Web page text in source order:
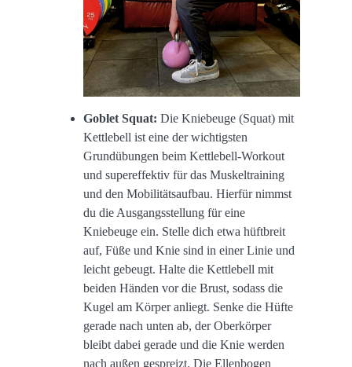
Goblet Squat: Die Kniebeuge (Squat) mit
Kettlebell ist eine der wichtigsten
Grundübungen beim Kettlebell-Workout
und supereffektiv für das Muskeltraining
und den Mobilitätsaufbau. Hierfür nimmst
du die Ausgangsstellung für eine
Kniebeuge ein. Stelle dich etwa hüftbreit
auf, Füße und Knie sind in einer Linie und
leicht gebeugt. Halte die Kettlebell mit
beiden Händen vor die Brust, sodass die
Kugel am Körper anliegt. Senke die Hüfte
gerade nach unten ab, der Oberkörper
bleibt dabei gerade und die Knie werden
nach außen gespreizt. Die Ellenbogen